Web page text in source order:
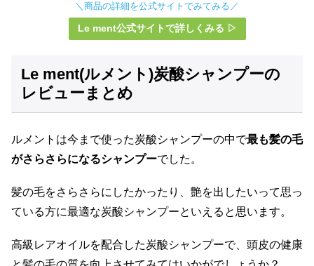
＼商品の詳細を公式サイトでみてみる／
Le ment公式サイトで詳しくみる ▷
Le ment(ルメント)炭酸シャンプーの
レビューまとめ
ルメントは今まで使った炭酸シャンプーの中で最も髪の毛
がさらさらになるシャンプーでした。
髪の毛をさらさらにしたかったり、艶を出したいって思っ
ている方に最適な炭酸シャンプーといえると思います。
高級レアオイルを配合した炭酸シャンプーで、頭皮の健康